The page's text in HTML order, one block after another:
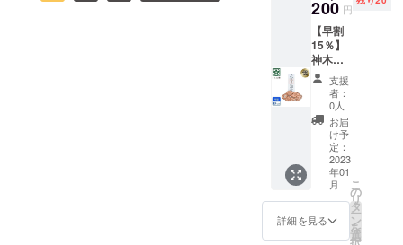
致しま
す。
格
12,000
円
（税・
送料
込）→
9,000円
（税・
送料
込）
【内
容】 ■
神木屋
久杉・
壁掛け
用雲型
200 円
【早割
15％】
神木屋
久杉・
壁掛け
用雲型
（コン
パク
ト） 20
社限定
割引
15%OF
F コー
ス 一般
販売価
支援
者：
0人
お届
け予
定：
2023
年01
月
詳細を見る
こ
の
リ
タ
ー
ン
を
選